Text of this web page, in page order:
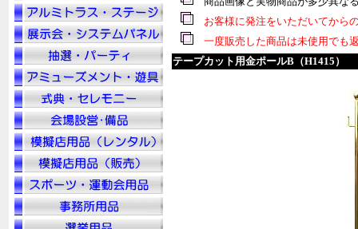
お客様に発注をいただいてから
一度販売した商品は未使用でも
テープカット用金ポールB（H1415）